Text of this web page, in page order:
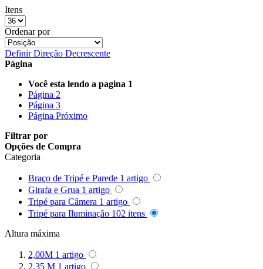
Quenox
Sekonic
Shimbol
Sirui
Smallrig
Sokani
Itens
Ordenar por
Definir Direção Decrescente
Página
Você esta lendo a pagina 1
Página 2
Página 3
Página Próximo
Filtrar por
Opções de Compra
Categoria
Braço de Tripé e Parede 1 artigo
Girafa e Grua 1 artigo
Tripé para Câmera 1 artigo
Tripé para Iluminação 102 itens
Altura máxima
2,00M 1 artigo
2,35 M 1 artigo